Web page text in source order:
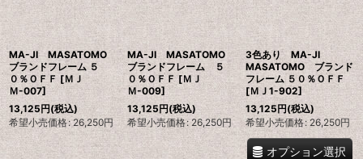
MA-JI MASATOMO
ブランドフレーム ５
０％ＯＦＦ [ＭＪ
Ｍ-007]
13,125円(税込)
希望小売価格: 26,250円
MA-JI MASATOMO
ブランドフレーム ５
０％ＯＦＦ [ＭＪ
Ｍ-009]
13,125円(税込)
希望小売価格: 26,250円
3色あり MA-JI
MASATOMO ブランド
フレーム ５０％ＯＦＦ
[ＭＪ1-902]
13,125円(税込)
希望小売価格: 26,250円
オプション選択